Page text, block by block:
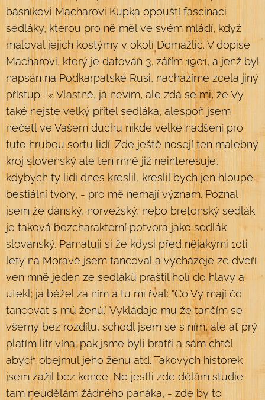
básníkovi Macharovi Kupka opouští fascinaci
sedláky, kterou pro ně měl ve svém mládí, když
maloval jejich kostýmy v okolí Domažlic. V dopise
Macharovi, který je datován 3. zářím 1901, a jenž byl
napsán na Podkarpatské Rusi, nacházíme zcela jiný
přístup : « Vlastně, já nevím, ale zdá se mi, že Vy
také nejste velký přítel sedláka, alespoň jsem
nečetl ve Vašem duchu nikde velké nadšení pro
tuto hrubou sortu lidí. Zde ještě nosejí ten malebný
kroj slovenský ale ten mně již neinteresuje,
kdybych ty lidi dnes kreslil, kreslil bych jen hloupé
bestiální tvory, - pro mě nemají význam. Poznal
jsem že dánský, norvežský, nebo bretonský sedlák
je taková bezcharakterní potvora jako sedlák
slovanský. Pamatuji si že kdysi před nějakými 10ti
lety na Moravě jsem tancoval a vycházeje ze dveří
ven mně jeden ze sedláků praštil holí do hlavy a
utekl; ja běžel za ním a tu mi řval: "Co Vy mají čo
tancovat s mú ženú." Vykládaje mu že tančím se
všemy bez rozdílu, schodl jsem se s ním, ale ať prý
platím litr vína; pak jsme byli bratři a sám chtěl
abych obejmul jeho ženu atd. Takových historek
jsem zažil bez konce. Ne jestli zde dělám studie
tam neudělám žádného panáka, - zde by to